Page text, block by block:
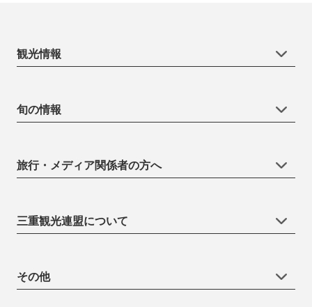
観光情報
旬の情報
旅行・メディア関係者の方へ
三重観光連盟について
その他